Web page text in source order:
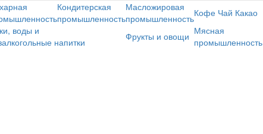
Кондитерская
промышленность
Масложировая
промышленностьКофе Чай Какао
воды и
напитки
Фрукты и овощи Мясная
промышленность